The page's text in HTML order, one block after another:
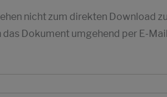
nicht zum direkten Download
Dokument umgehend per E-